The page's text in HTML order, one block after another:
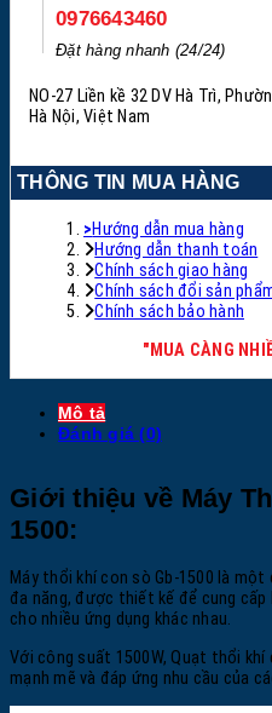
0976643460
Đặt hàng nhanh (24/24)
NO-27 Liền kề 32 DV Hà Trì,
Hà Nội, Việt Nam
THÔNG TIN MUA HÀNG
>Hướng dẫn mua hàng
Hướng dẫn thanh toán
Chính sách giao hàng
Chính sách đổi sản
Chính sách bảo hành
"MUA CÀNG
Mô tả
Đánh giá (0)
Giới thiệu về Máy
1500:
Máy thổi khí con sò Gb-1500 là
đa năng, được thiết kế để cung
cho nhiều ứng dụng khác nhau.
Với công suất 1500W, Quạt thổi
mạnh mẽ và đáp ứng nhu cầu của